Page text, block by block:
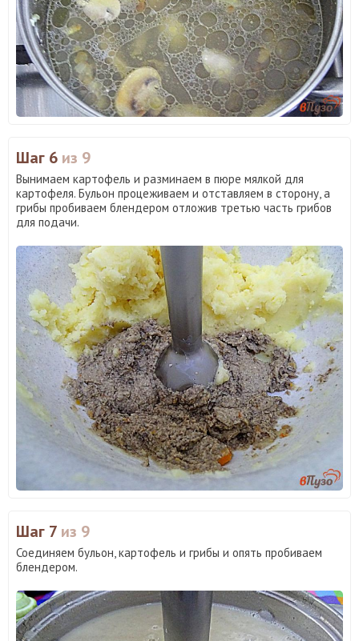
Шаг 6 из 9
Вынимаем картофель и разминаем в пюре мялкой для
картофеля. Бульон процеживаем и отставляем в сторону, а
грибы пробиваем блендером отложив третью часть грибов
для подачи.
Шаг 7 из 9
Соединяем бульон, картофель и грибы и опять пробиваем
блендером.